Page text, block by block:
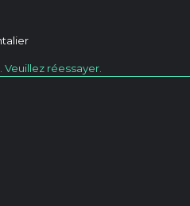
réessayer.